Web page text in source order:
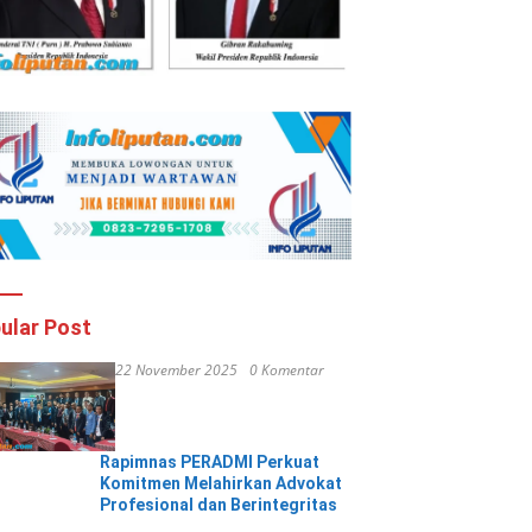
Post
22 November 2025 0 Komentar
Rapimnas PERADMI Perkuat
Komitmen Melahirkan Advokat
Profesional dan Berintegritas